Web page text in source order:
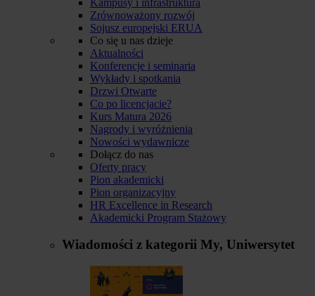
Zrównoważony rozwój
Sojusz europejski ERUA
Co się u nas dzieje
Aktualności
Konferencje i seminaria
Wykłady i spotkania
Drzwi Otwarte
Co po licencjacie?
Kurs Matura 2026
Nagrody i wyróżnienia
Nowości wydawnicze
Dołącz do nas
Oferty pracy
Pion akademicki
Pion organizacyjny
HR Excellence in Research
Akademicki Program Stażowy
Wiadomości z kategorii My, Uniwersytet